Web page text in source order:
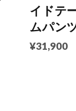
イドテ
ムパン
¥31,900